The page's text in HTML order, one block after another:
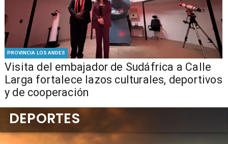
PROVINCIA LOS ANDES
​Visita del embajador de Sudáfrica a Calle
Larga fortalece lazos culturales, deportivos
y de cooperación
DEPORTES